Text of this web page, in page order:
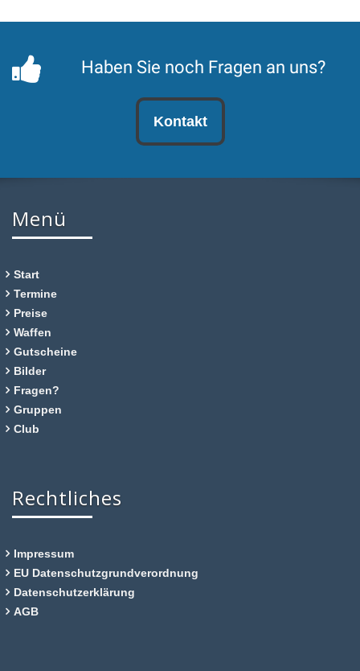
Haben Sie noch Fragen an uns?
Kontakt
Menü
Start
Termine
Preise
Waffen
Gutscheine
Bilder
Fragen?
Gruppen
Club
Rechtliches
Impressum
EU Datenschutzgrundverordnung
Datenschutzerklärung
AGB